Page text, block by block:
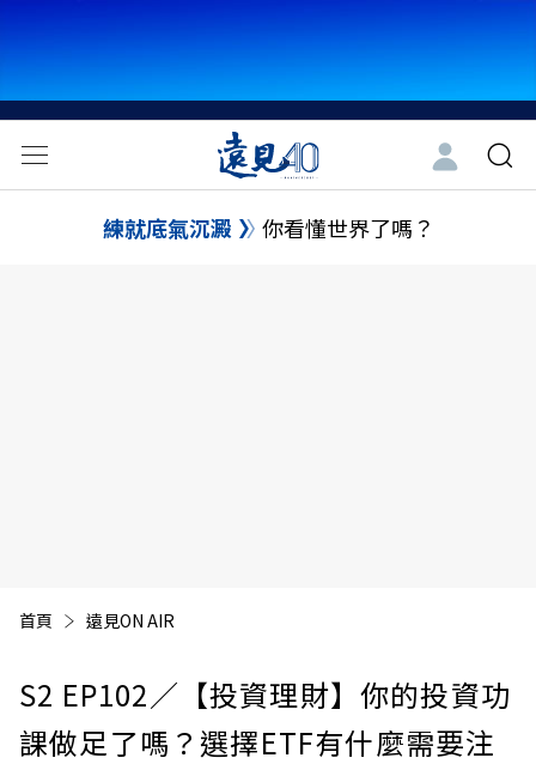
練就底氣沉澱 你看懂世界了嗎？
首頁 遠見ON AIR
S2 EP102／【投資理財】你的投資功
課做足了嗎？選擇ETF有什麼需要注